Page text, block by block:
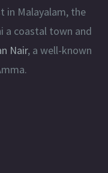
in Malayalam, the
a coastal town and
Nair, a well-known